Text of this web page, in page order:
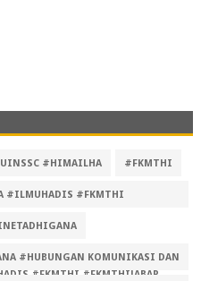
#HIMAILHA #FKMTHI
#ILMUHADIS #FKMTHI
#HUBUNGAN KOMUNIKASI DAN
#FKMTHI #FKMTHIJABAR